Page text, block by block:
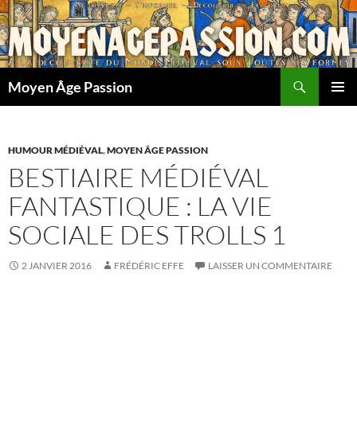
Aller
au
contenu
Moyen Âge Passion
HUMOUR MÉDIÉVAL,MOYEN ÂGE PASSION
BESTIAIRE MÉDIÉVAL
FANTASTIQUE : LA VIE
SOCIALE DES TROLLS 1
2 JANVIER 2016 FRÉDÉRIC EFFE LAISSER UN COMMENTAIRE